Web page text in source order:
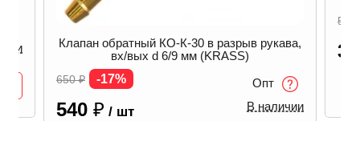
Клапан обратный КО-К-30 в разрыв рукава,
вх/вых d 6/9 мм (KRASS)
650₽ -17%
540 ₽ / шт
Опт
В наличии
510